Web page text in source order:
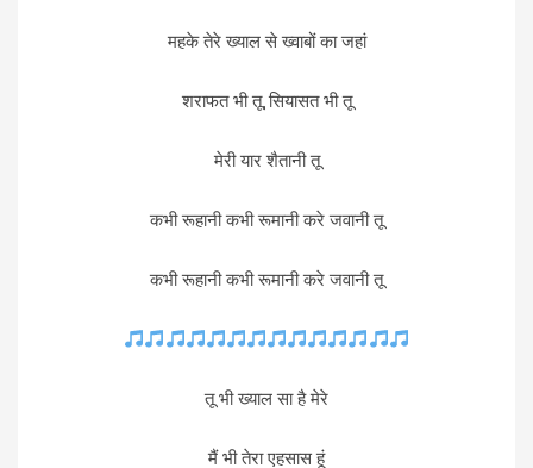
महके तेरे ख्याल से ख्वाबों का जहां
शराफत भी तू, सियासत भी तू
मेरी यार शैतानी तू
कभी रूहानी कभी रूमानी करे जवानी तू
कभी रूहानी कभी रूमानी करे जवानी तू
तू भी ख्याल सा है मेरे
मैं भी तेरा एहसास हूं